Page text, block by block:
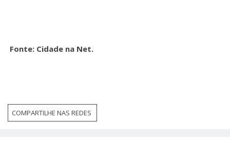
Fonte: Cidade na Net.
COMPARTILHE NAS REDES